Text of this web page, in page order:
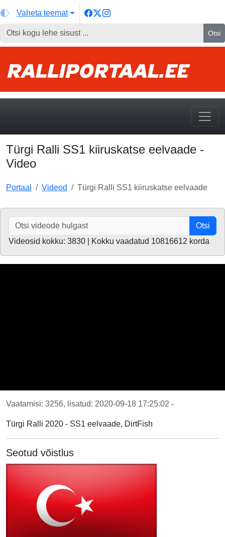
Vaheta teemat
Otsi
Türgi Ralli SS1 kiiruskatse eelvaade -
Video
Portaal Videod Türgi Ralli SS1 kiiruskatse eelvaade
Otsi
Videosid kokku: 3830 | Kokku vaadatud 10816612 korda
Vaatamisi: 3256, lisatud: 2020-09-18 17:25:02 -
Türgi Ralli 2020 - SS1 eelvaade, DirtFish
Seotud võistlus